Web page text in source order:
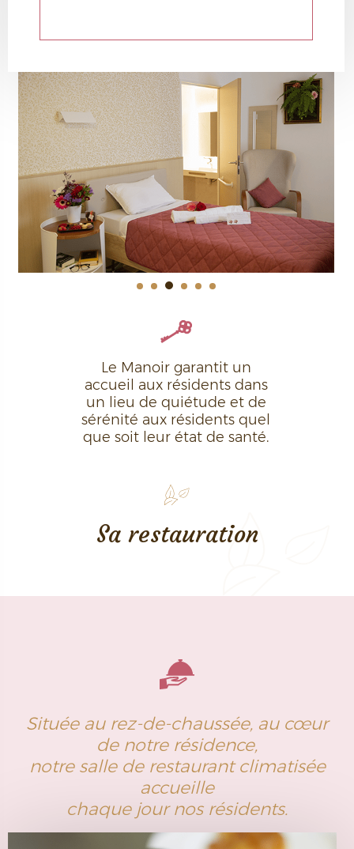
Le Manoir garantit un
accueil aux résidents dans
un lieu de quiétude et de
sérénité aux résidents quel
que soit leur état de santé.
Sa restauration
Située au rez-de-chaussée, au cœur
de notre résidence,
notre salle de restaurant climatisée
accueille
chaque jour nos résidents.